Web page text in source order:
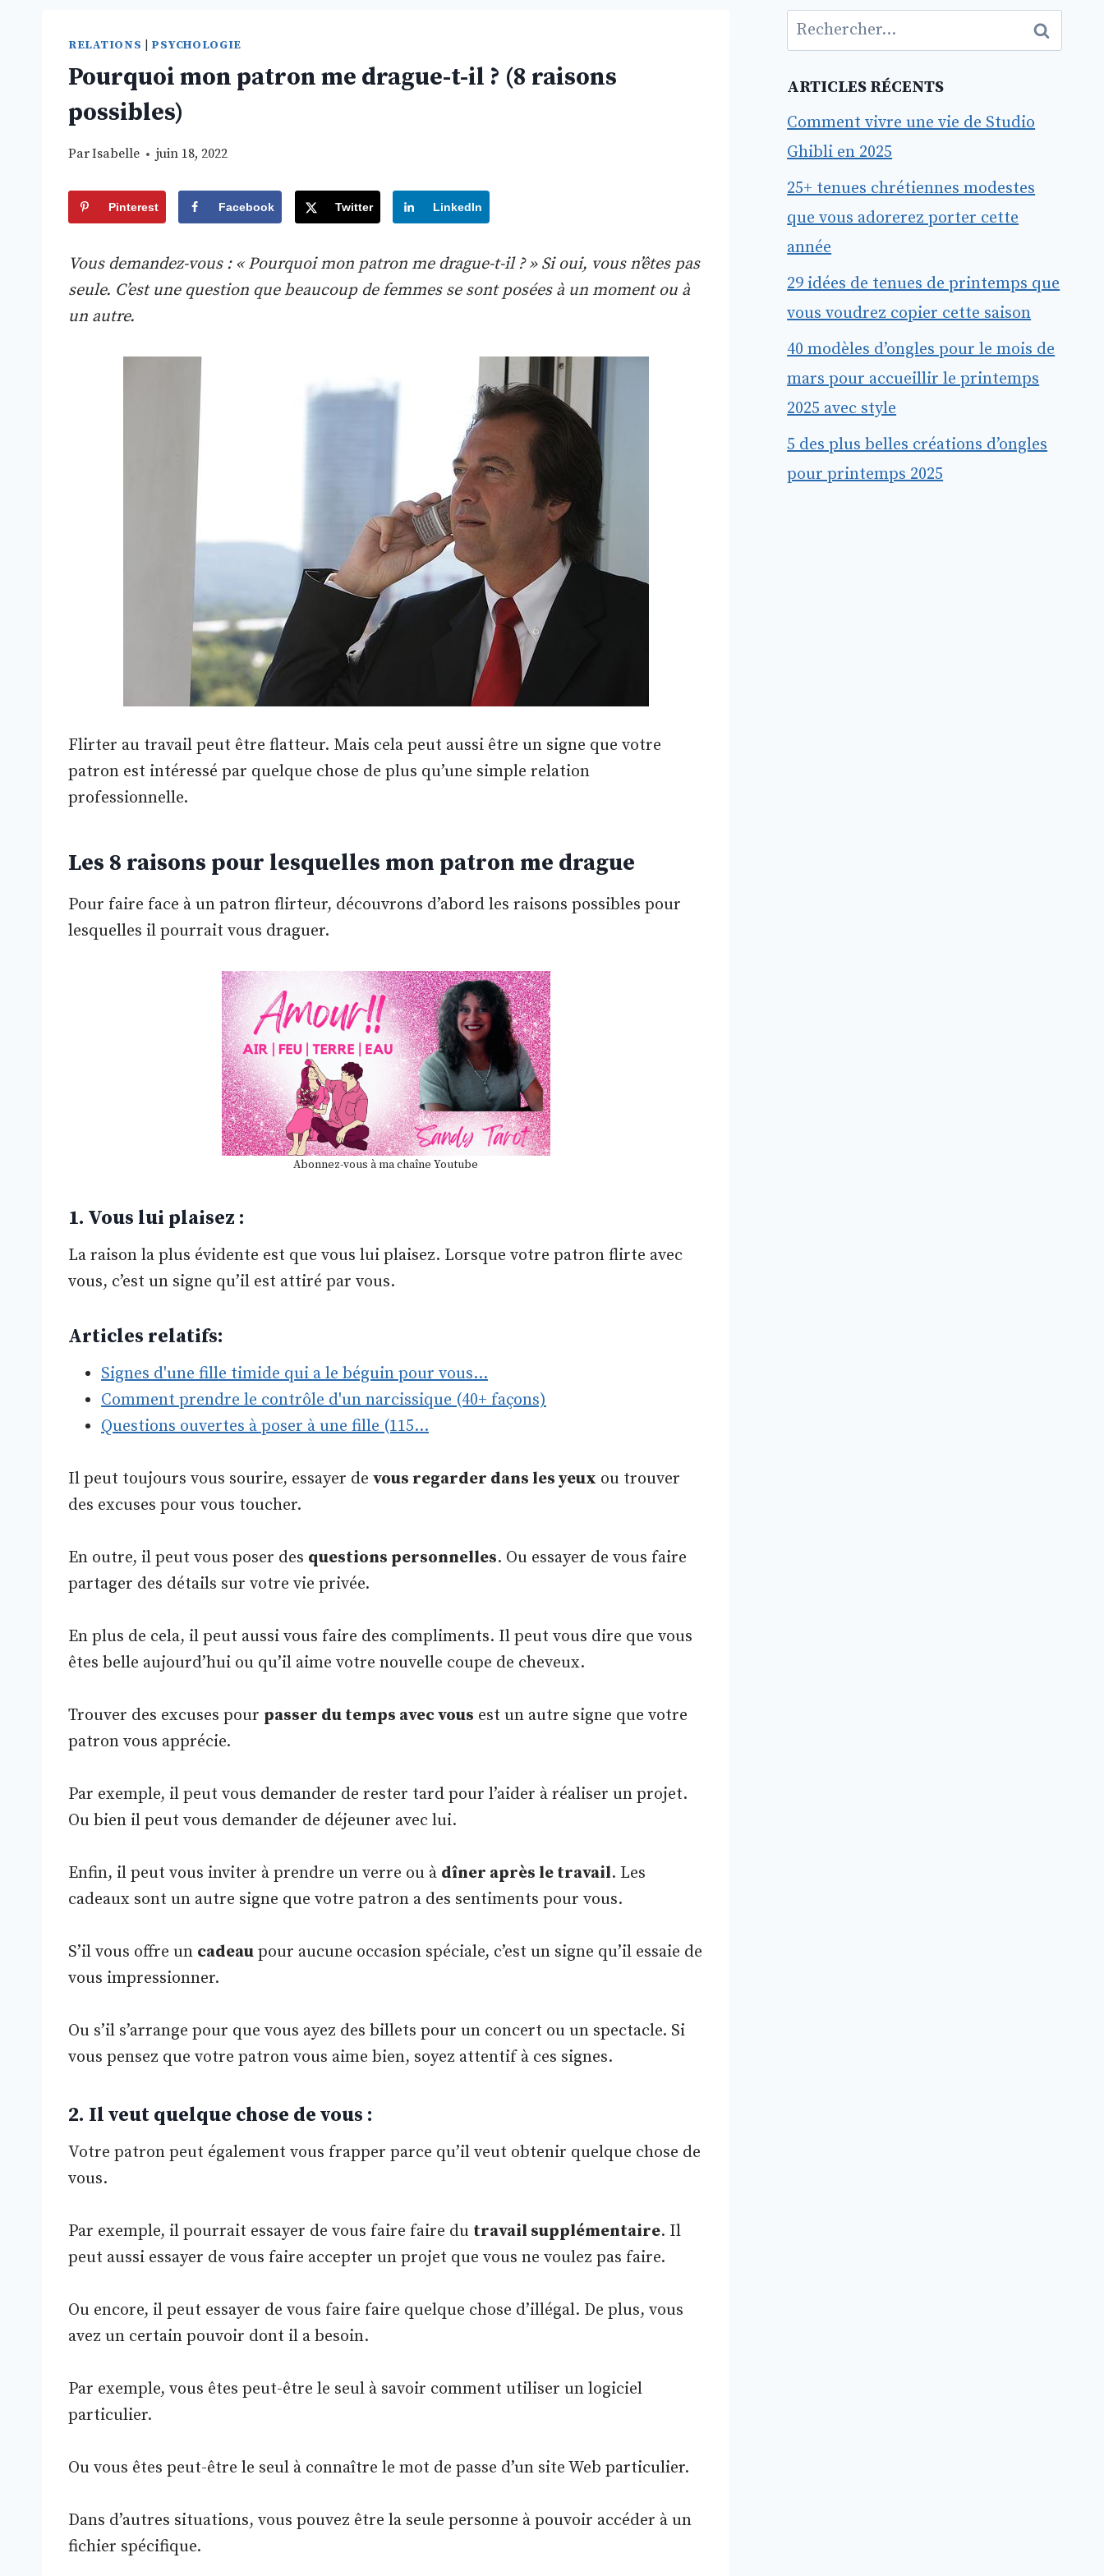
RELATIONS PSYCHOLOGIE
Pourquoi mon patron me drague-t-il ? (8 raisons
possibles)
ParIsabelle juin 18, 2022
Pinterest Facebook Twitter LinkedIn
Vous demandez-vous : « Pourquoi mon patron me drague-t-il ? » Si oui, vous n’êtes pas
seule. C’est une question que beaucoup de femmes se sont posées à un moment ou à
un autre.
Flirter au travail peut être flatteur. Mais cela peut aussi être un signe que votre
patron est intéressé par quelque chose de plus qu’une simple relation
professionnelle.
Les 8 raisons pour lesquelles mon patron me drague
Pour faire face à un patron flirteur, découvrons d’abord les raisons possibles pour
lesquelles il pourrait vous draguer.
Abonnez-vous à ma chaîne Youtube
1. Vous lui plaisez :
La raison la plus évidente est que vous lui plaisez. Lorsque votre patron flirte avec
vous, c’est un signe qu’il est attiré par vous.
Articles relatifs:
Signes d'une fille timide qui a le béguin pour vous…
Comment prendre le contrôle d'un narcissique (40+ façons)
Questions ouvertes à poser à une fille (115…
Il peut toujours vous sourire, essayer de vous regarder dans les yeux ou trouver
des excuses pour vous toucher.
En outre, il peut vous poser des questions personnelles. Ou essayer de vous faire
partager des détails sur votre vie privée.
En plus de cela, il peut aussi vous faire des compliments. Il peut vous dire que vous
êtes belle aujourd’hui ou qu’il aime votre nouvelle coupe de cheveux.
Trouver des excuses pour passer du temps avec vous est un autre signe que votre
patron vous apprécie.
Par exemple, il peut vous demander de rester tard pour l’aider à réaliser un projet.
Ou bien il peut vous demander de déjeuner avec lui.
Enfin, il peut vous inviter à prendre un verre ou à dîner après le travail. Les
cadeaux sont un autre signe que votre patron a des sentiments pour vous.
S’il vous offre un cadeau pour aucune occasion spéciale, c’est un signe qu’il essaie de
vous impressionner.
Ou s’il s’arrange pour que vous ayez des billets pour un concert ou un spectacle. Si
vous pensez que votre patron vous aime bien, soyez attentif à ces signes.
2. Il veut quelque chose de vous :
Votre patron peut également vous frapper parce qu’il veut obtenir quelque chose de
vous.
Par exemple, il pourrait essayer de vous faire faire du travail supplémentaire. Il
peut aussi essayer de vous faire accepter un projet que vous ne voulez pas faire.
Ou encore, il peut essayer de vous faire faire quelque chose d’illégal. De plus, vous
avez un certain pouvoir dont il a besoin.
Par exemple, vous êtes peut-être le seul à savoir comment utiliser un logiciel
particulier.
Ou vous êtes peut-être le seul à connaître le mot de passe d’un site Web particulier.
Dans d’autres situations, vous pouvez être la seule personne à pouvoir accéder à un
fichier spécifique.
Rechercher :
ARTICLES RÉCENTS
Comment vivre une vie de Studio
Ghibli en 2025
25+ tenues chrétiennes modestes
que vous adorerez porter cette
année
29 idées de tenues de printemps que
vous voudrez copier cette saison
40 modèles d’ongles pour le mois de
mars pour accueillir le printemps
2025 avec style
5 des plus belles créations d’ongles
pour printemps 2025